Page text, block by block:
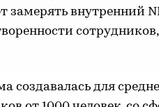
замерять внутренний
создавалась для